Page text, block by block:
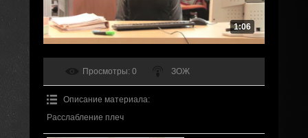
1:06
Просмотры: 0 ЗОЖ
Описание материала:
Расслабление плеч